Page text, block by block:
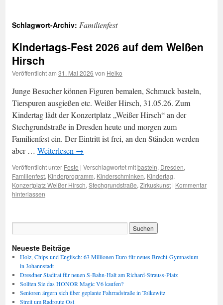
Schlagwort-Archiv: Familienfest
Kindertags-Fest 2026 auf dem Weißen
Hirsch
Veröffentlicht am 31. Mai 2026 von Heiko
Junge Besucher können Figuren bemalen, Schmuck basteln,
Tierspuren ausgießen etc. Weißer Hirsch, 31.05.26. Zum
Kindertag lädt der Konzertplatz „Weißer Hirsch“ an der
Stechgrundstraße in Dresden heute und morgen zum
Familienfest ein. Der Eintritt ist frei, an den Ständen werden
aber … Weiterlesen →
Veröffentlicht unter Feste | Verschlagwortet mitbasteln, Dresden,
Familienfest, Kinderprogramm, Kinderschminken, Kindertag,
Konzertplatz Weißer Hirsch, Stechgrundstraße, Zirkuskunst | Kommentar
hinterlassen
Neueste Beiträge
Holz, Chips und Englisch: 63 Millionen Euro für neues Brecht-Gymnasium
in Johannstadt
Dresdner Stadtrat für neuen S-Bahn-Halt am Richard-Strauss-Platz
Sollten Sie das HONOR Magic V6 kaufen?
Senioren ärgern sich über geplante Fahrradstraße in Tolkewitz
Streit um Radroute Ost